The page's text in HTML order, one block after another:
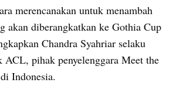
merencanakan untuk menambah
akan diberangkatkan ke Gothia Cup
Chandra Syahriar selaku
pihak penyelenggara Meet the
Indonesia.